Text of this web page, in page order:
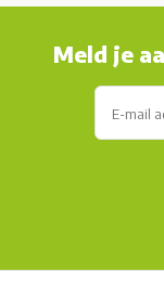
Meld je